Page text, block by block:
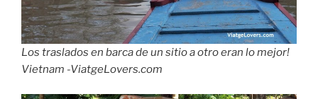
Los traslados en barca de un sitio a otro eran lo mejor!
Vietnam -ViatgeLovers.com